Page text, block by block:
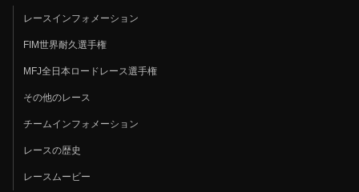
レースインフォメーション
FIM世界耐久選手権
MFJ全日本ロードレース選手権
その他のレース
チームインフォメーション
レースの歴史
レースムービー